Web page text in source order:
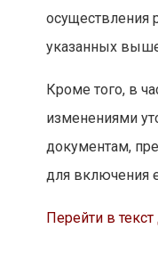
осуществления
указанных
Кроме того, в
изменениями
документам,
для включения
Перейти в